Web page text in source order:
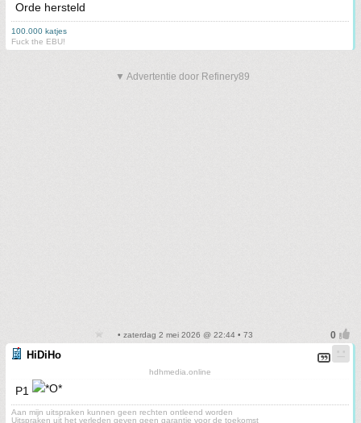
Orde hersteld
100.000 katjes
Fuck the EBU!
▼ Advertentie door Refinery89
• zaterdag 2 mei 2026 @ 22:44 • 73
HiDiHo
hdhmedia.online
P1
Aan mijn uitspraken kunnen geen rechten ontleend worden
Uitspraken uit het verleden geven geen garantie voor de toekomst